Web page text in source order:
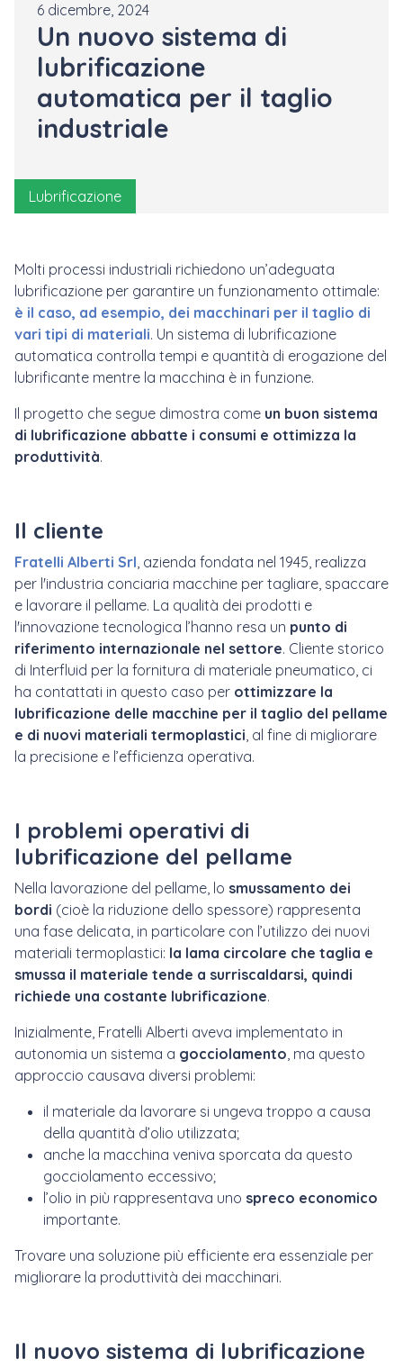
6 dicembre, 2024
Un nuovo sistema di
lubrificazione
automatica per il taglio
industriale
Lubrificazione
Molti processi industriali richiedono un’adeguata
lubrificazione per garantire un funzionamento ottimale:
è il caso, ad esempio, dei macchinari per il taglio di
vari tipi di materiali. Un sistema di lubrificazione
automatica controlla tempi e quantità di erogazione del
lubrificante mentre la macchina è in funzione.
Il progetto che segue dimostra come un buon sistema
di lubrificazione abbatte i consumi e ottimizza la
produttività.
Il cliente
Fratelli Alberti Srl, azienda fondata nel 1945, realizza
per l'industria conciaria macchine per tagliare, spaccare
e lavorare il pellame. La qualità dei prodotti e
l'innovazione tecnologica l’hanno resa un punto di
riferimento internazionale nel settore. Cliente storico
di Interfluid per la fornitura di materiale pneumatico, ci
ha contattati in questo caso per ottimizzare la
lubrificazione delle macchine per il taglio del pellame
e di nuovi materiali termoplastici, al fine di migliorare
la precisione e l’efficienza operativa.
I problemi operativi di
lubrificazione del pellame
Nella lavorazione del pellame, lo smussamento dei
bordi (cioè la riduzione dello spessore) rappresenta
una fase delicata, in particolare con l’utilizzo dei nuovi
materiali termoplastici: la lama circolare che taglia e
smussa il materiale tende a surriscaldarsi, quindi
richiede una costante lubrificazione.
Inizialmente, Fratelli Alberti aveva implementato in
autonomia un sistema a gocciolamento, ma questo
approccio causava diversi problemi:
il materiale da lavorare si ungeva troppo a causa
della quantità d’olio utilizzata;
anche la macchina veniva sporcata da questo
gocciolamento eccessivo;
l’olio in più rappresentava uno spreco economico
importante.
Trovare una soluzione più efficiente era essenziale per
migliorare la produttività dei macchinari.
Il nuovo sistema di lubrificazione